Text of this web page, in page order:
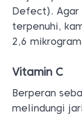
Defect). Agar
terpenuhi,
2,6
Vitamin C
Berperan
melindungi